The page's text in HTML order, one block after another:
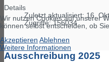
Details
Zuletzt aktualisiert: 16.
Zugriffe: 156034
Ausschreibung 2025
Wir nutzen Cookies auf unserer
können selbst entscheiden, ob
Akzeptieren Ablehnen
Weitere Informationen